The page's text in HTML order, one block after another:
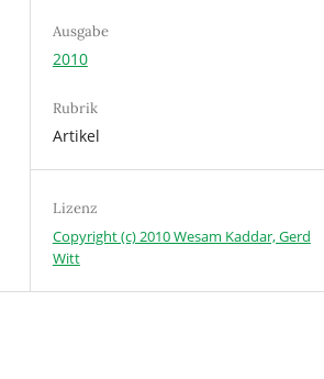
Ausgabe
2010
Rubrik
Artikel
Lizenz
Copyright (c) 2010 Wesam Kaddar, Gerd
Witt